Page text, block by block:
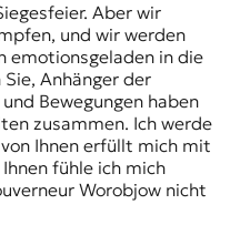
Aber wir
und wir werden
emotionsgeladen in die
Anhänger der
Bewegungen haben
zusammen. Ich werde
Ihnen erfüllt mich mit
fühle ich mich
Worobjow nicht